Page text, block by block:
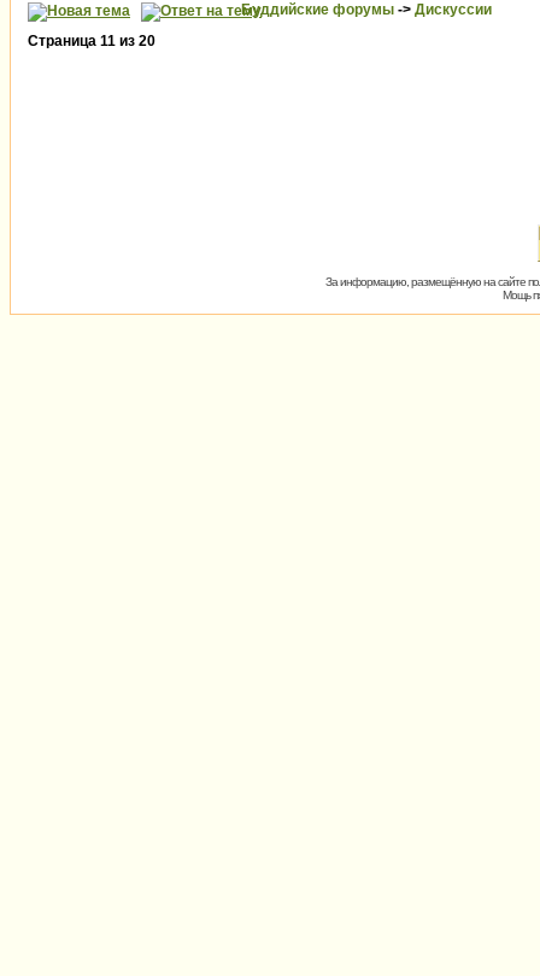
Буддийские форумы -> Дискуссии
Страница 11 из 20
За информацию, размещённую на сайте
Мощь